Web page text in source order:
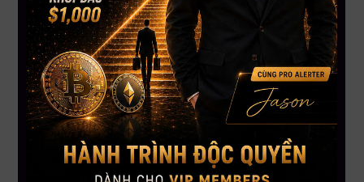
tăng do lượng BTC đổ vào Binance lên tới $1.4 tỷ là yếu tố
khiến các nhà phân tích nghiêng về khả năng điều chỉnh. Tuy
nhiên, cũng có những dự báo cho rằng một cú breakout tăng
giá đang đến gần.
Kết luận:
Thị trường crypto hiện đang ở giai đoạn đầy giằng co và cảm
xúc – giữa hy vọng bứt phá và lo ngại điều chỉnh sâu. Những
người nắm giữ cần thận trọng, quan sát kỹ các vùng hỗ trợ kỹ
thuật và tránh bị cuốn vào làn sóng tâm lý quá mức từ cộng